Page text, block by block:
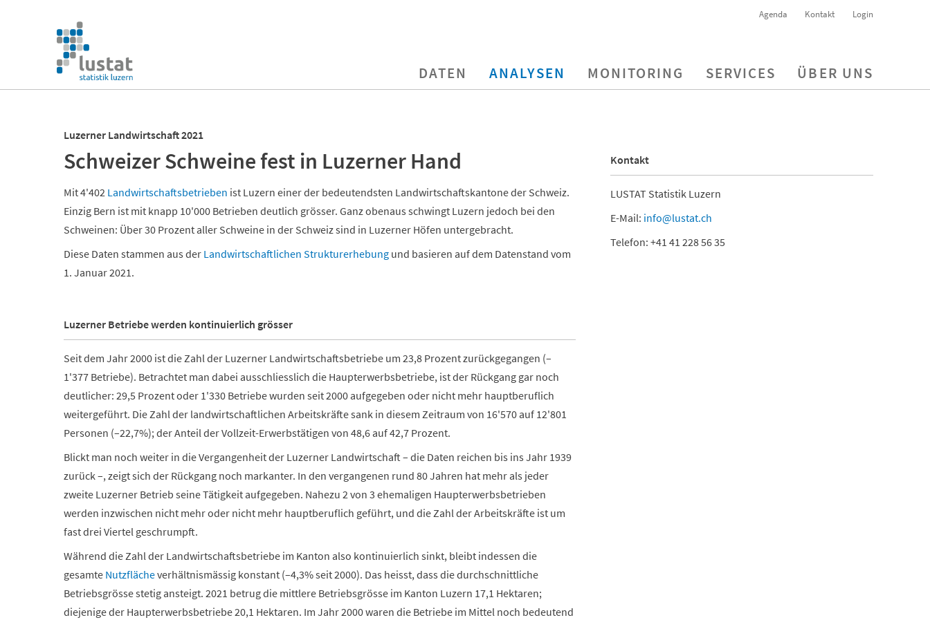
überspringen
Agenda Kontakt Login
Navigation
überspringen
DATEN ANALYSEN MONITORING SERVICES ÜBER UNS
Luzerner Landwirtschaft 2021
Schweizer Schweine fest in Luzerner Hand
Mit 4'402 Landwirtschaftsbetrieben ist Luzern einer der bedeutendsten Landwirtschaftskantone der Schweiz.
Einzig Bern ist mit knapp 10'000 Betrieben deutlich grösser. Ganz obenaus schwingt Luzern jedoch bei den
Schweinen: Über 30 Prozent aller Schweine in der Schweiz sind in Luzerner Höfen untergebracht.
Diese Daten stammen aus der Landwirtschaftlichen Strukturerhebung und basieren auf dem Datenstand vom
1. Januar 2021.
Luzerner Betriebe werden kontinuierlich grösser
Seit dem Jahr 2000 ist die Zahl der Luzerner Landwirtschaftsbetriebe um 23,8 Prozent zurückgegangen (–
1'377 Betriebe). Betrachtet man dabei ausschliesslich die Haupterwerbsbetriebe, ist der Rückgang gar noch
deutlicher: 29,5 Prozent oder 1'330 Betriebe wurden seit 2000 aufgegeben oder nicht mehr hauptberuflich
weitergeführt. Die Zahl der landwirtschaftlichen Arbeitskräfte sank in diesem Zeitraum von 16'570 auf 12'801
Personen (–22,7%); der Anteil der Vollzeit-Erwerbstätigen von 48,6 auf 42,7 Prozent.
Blickt man noch weiter in die Vergangenheit der Luzerner Landwirtschaft – die Daten reichen bis ins Jahr 1939
zurück –, zeigt sich der Rückgang noch markanter. In den vergangenen rund 80 Jahren hat mehr als jeder
zweite Luzerner Betrieb seine Tätigkeit aufgegeben. Nahezu 2 von 3 ehemaligen Haupterwerbsbetrieben
werden inzwischen nicht mehr oder nicht mehr hauptberuflich geführt, und die Zahl der Arbeitskräfte ist um
fast drei Viertel geschrumpft.
Während die Zahl der Landwirtschaftsbetriebe im Kanton also kontinuierlich sinkt, bleibt indessen die
gesamte Nutzflächeverhältnismässig konstant (–4,3% seit 2000). Das heisst, dass die durchschnittliche
Betriebsgrösse stetig ansteigt. 2021 betrug die mittlere Betriebsgrösse im Kanton Luzern 17,1 Hektaren;
diejenige der Haupterwerbsbetriebe 20,1 Hektaren. Im Jahr 2000 waren die Betriebe im Mittel noch bedeutend
Kontakt
LUSTAT Statistik Luzern
E-Mail: info@lustat.ch
Telefon: +41 41 228 56 35